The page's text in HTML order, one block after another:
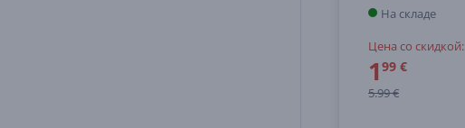
На складе
Цена со скидкой:
1 99 €
5.99 €